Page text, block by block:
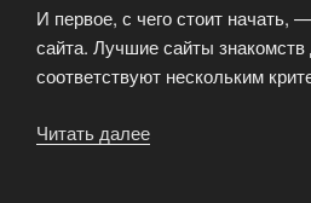
И первое, с чего стоит начать,
сайта. Лучшие сайты
соответствуют нескольким
Читать далее